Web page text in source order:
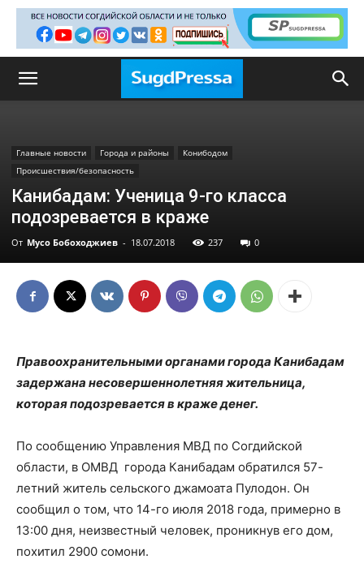
Главные новости Города и районы
Конибодом
Происшествия/безопасность
Канибадам: Ученица 9-го класса
подозревается в краже
От Мусо Бобоходжиев - 18.07.2018 237 0
Правоохранительными органами города Канибадам
задержана несовершеннолетняя жительница,
которая подозревается в краже денег.
По сообщению Управления МВД по Согдийской
области, в ОМВД города Канибадам обратился 57-
летний житель сельского джамоата Пулодон. Он
сообщил о том, что 14-го июля 2018 года, примерно в
13:00 дня, неизвестный человек, проникнув его дом,
похитил 2900 сомони.